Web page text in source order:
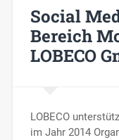
Social
Bereich
LOBECO
LOBECO
im Jahr 2014